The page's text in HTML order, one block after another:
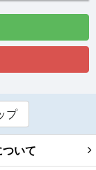
プ
いて